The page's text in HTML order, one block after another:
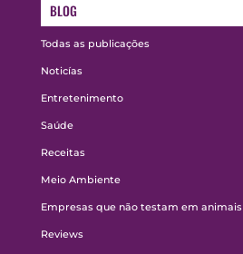
BLOG
Todas as publicações
Noticías
Entretenimento
Saúde
Receitas
Meio Ambiente
Empresas que não testam em animais
Reviews